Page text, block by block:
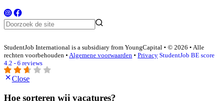
StudentJob International is a subsidiary from YoungCapital • © 2026 • Alle
rechten voorbehouden • Algemene voorwaarden • Privacy StudentJob BE score
4.2 - 6 reviews
Close
Hoe sorteren wij vacatures?